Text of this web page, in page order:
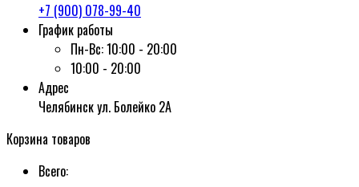
+7 (900) 078-99-40
График работы
Пн-Вс:10:00 - 20:00
10:00 - 20:00
Адрес
Челябинск ул. Болейко 2А
Корзина товаров
Всего: